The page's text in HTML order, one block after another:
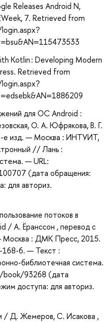
Releases Android N,
7. Retrieved from
Kotlin : Developing Modern
Retrieved from
для ОС Android :
О. А. Юфрякова, В. Г.
е изд. — Москва : ИНТУИТ,
// Лань :
— URL:
(дата обращения:
для авториз.
потоков в
/ А. Ёранссон , перевод с
Москва : ДМК Пресс, 2015.
6. — Текст :
библиотечная система.
93268 (дата
доступа: для авториз.
/ Д. Жемеров, С. Исакова ,